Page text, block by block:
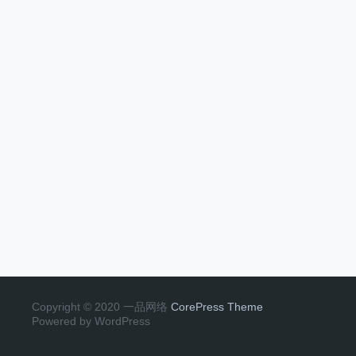
Copyright © 2020 一品网络 CorePress Theme
Powered by WordPress